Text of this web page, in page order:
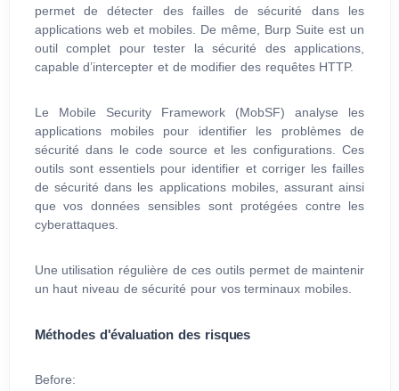
permet de détecter des failles de sécurité dans les
applications web et mobiles. De même, Burp Suite est un
outil complet pour tester la sécurité des applications,
capable d’intercepter et de modifier des requêtes HTTP.
Le Mobile Security Framework (MobSF) analyse les
applications mobiles pour identifier les problèmes de
sécurité dans le code source et les configurations. Ces
outils sont essentiels pour identifier et corriger les failles
de sécurité dans les applications mobiles, assurant ainsi
que vos données sensibles sont protégées contre les
cyberattaques.
Une utilisation régulière de ces outils permet de maintenir
un haut niveau de sécurité pour vos terminaux mobiles.
Méthodes d'évaluation des risques
Before: